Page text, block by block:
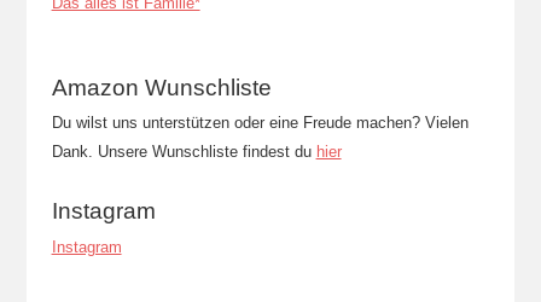
Amazon Wunschliste
Du wilst uns unterstützen oder eine Freude machen? Vielen
Dank. Unsere Wunschliste findest du hier
Instagram
Instagram